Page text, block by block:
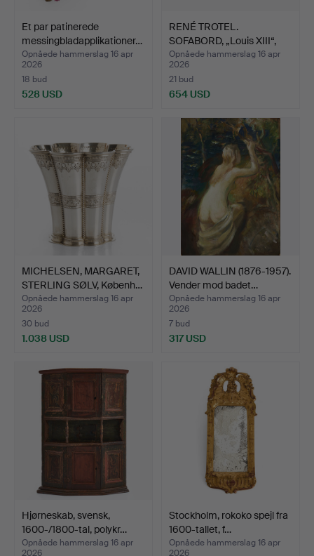
Et par patinerede
messingbladapplikationer…
Opnåede hammerslag 16 apr
2026
18 bud
528 USD
RENÉ TROTEL.
SOFABORD, „Louis XIII“,
frans…
Opnåede hammerslag 16 apr
2026
21 bud
654 USD
MICHELSEN, MARGARET,
STERLING SØLV, Københ…
Opnåede hammerslag 16 apr
2026
30 bud
1.038 USD
DAVID WALLIN (1876-1957).
Vender mod badet…
Opnåede hammerslag 16 apr
2026
7 bud
317 USD
Hjørneskab, svensk,
1600-/1800-tal, polykr…
Opnåede hammerslag 16 apr
2026
Stockholm, rokoko spejl fra
1600-tallet, f…
Opnåede hammerslag 16 apr
2026